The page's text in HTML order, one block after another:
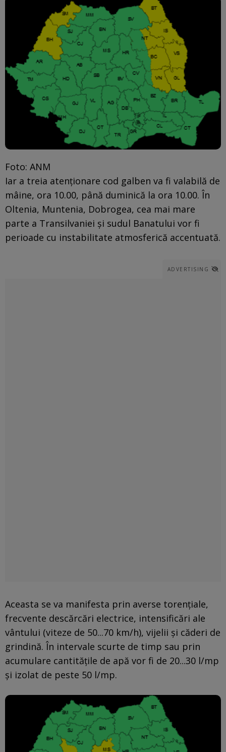
Foto: ANM
Iar a treia atenționare cod galben va fi valabilă de
mâine, ora 10.00, până duminică la ora 10.00. În
Oltenia, Muntenia, Dobrogea, cea mai mare
parte a Transilvaniei și sudul Banatului vor fi
perioade cu instabilitate atmosferică accentuată.
ADVERTISING
Aceasta se va manifesta prin averse torențiale,
frecvente descărcări electrice, intensificări ale
vântului (viteze de 50...70 km/h), vijelii și căderi de
grindină. În intervale scurte de timp sau prin
acumulare cantitățile de apă vor fi de 20...30 l/mp
și izolat de peste 50 l/mp.